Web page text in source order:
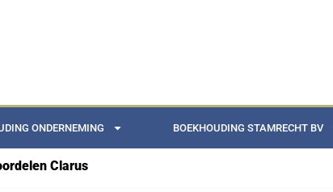
ONDERNEMING BOEKHOUDING STAMRECHT BV
Clarus